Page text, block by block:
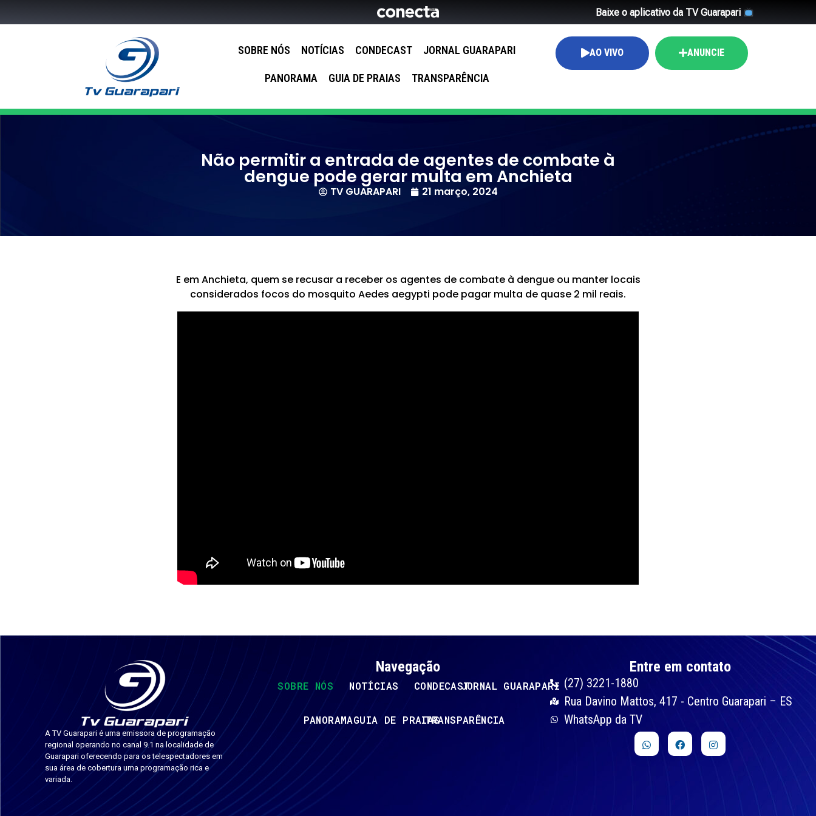
Baixe o aplicativo da TV Guarapari
SOBRE NÓS NOTÍCIAS CONDECAST JORNAL GUARAPARI
PANORAMA GUIA DE PRAIAS TRANSPARÊNCIA
AO VIVO ANUNCIE
Não permitir a entrada de agentes de combate à
dengue pode gerar multa em Anchieta
TV GUARAPARI 21 março, 2024
E em Anchieta, quem se recusar a receber os agentes de combate à dengue ou manter locais
considerados focos do mosquito Aedes aegypti pode pagar multa de quase 2 mil reais.
A TV Guarapari é uma emissora de programação
regional operando no canal 9.1 na localidade de
Guarapari oferecendo para os telespectadores em
sua área de cobertura uma programação rica e
variada.
Navegação
SOBRE NÓS NOTÍCIAS CONDECASTJORNAL GUARAPARI
PANORAMAGUIA DE PRAIASTRANSPARÊNCIA
Entre em contato
(27) 3221-1880
Rua Davino Mattos, 417 - Centro Guarapari – ES
WhatsApp da TV